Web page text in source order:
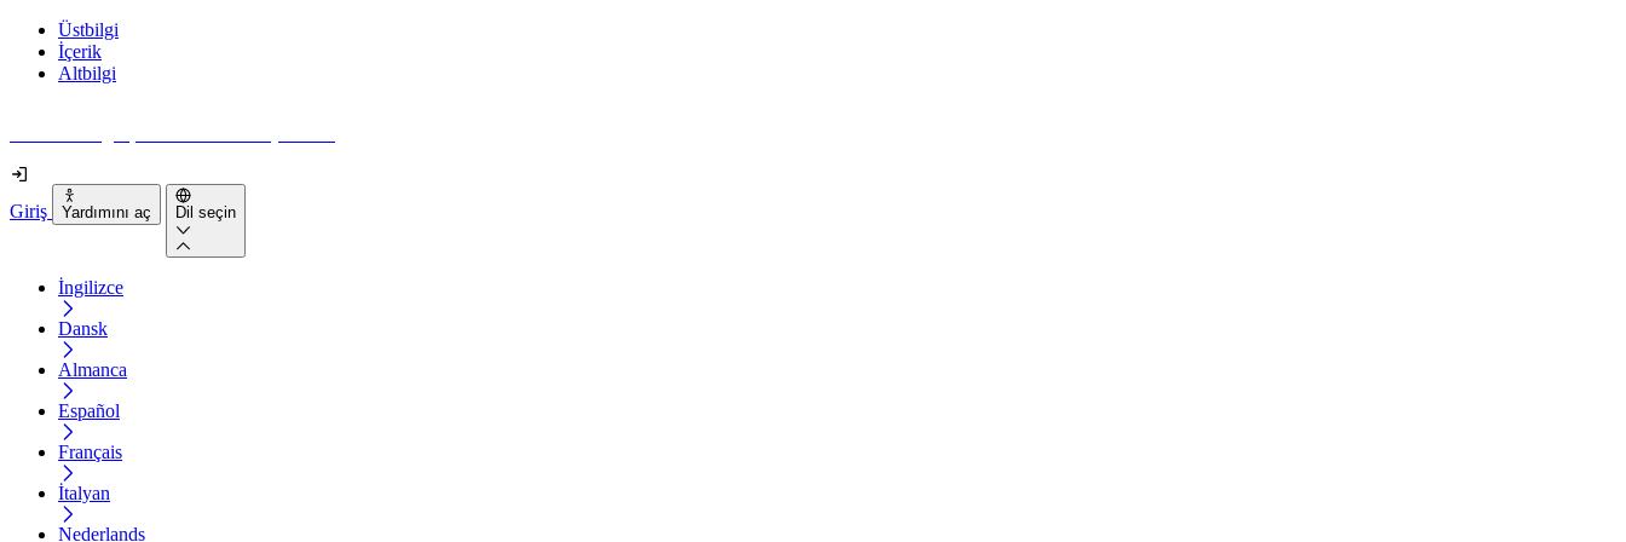
Üstbilgi
İçerik
Altbilgi
Giriş Yardımını aç Dil seçin
İngilizce
Dansk
Almanca
Español
Français
İtalyan
Nederlands